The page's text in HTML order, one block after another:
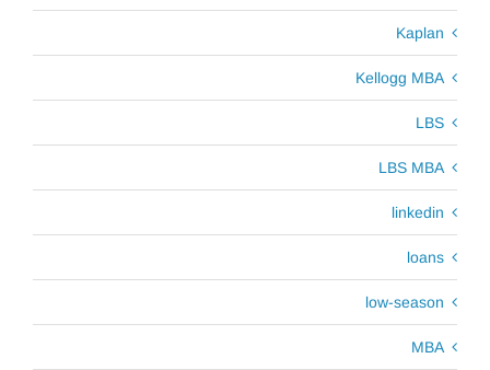
Kaplan
Kellogg MBA
LBS
LBS MBA
linkedin
loans
low-season
MBA